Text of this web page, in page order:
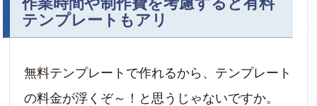
テンプレートもアリ
無料テンプレートで作れるから、テンプレート
の料金が浮くぞ～！と思うじゃないですか。